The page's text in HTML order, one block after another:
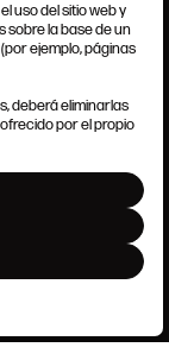
uso del sitio web y
la base de un
ejemplo, páginas
deberá eliminarlas
por el propio